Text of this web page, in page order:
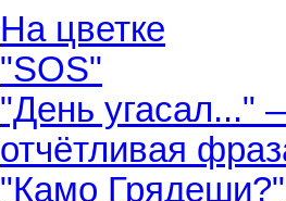
На цветке
"SOS"
"День угасал..."
отчётливая
"Камо Грядеши?"